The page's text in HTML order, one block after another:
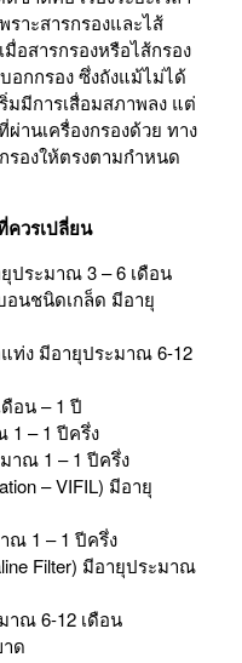
ราะสารกรองและไส้
อสารกรองหรือไส้กรอง
อกกรอง ซึ่งถังแม้ไม่ได้
มมีการเสื่อมสภาพลง แต่
านเครื่องกรองด้วย ทาง
รองให้ตรงตามกำหนด
ควรเปลี่ยน
ประมาณ 3 – 6 เดือน
อนชนิดเกล็ด มีอายุ
ท่ง มีอายุประมาณ 6-12
อน – 1 ปี
1 – 1 ปีครึ่ง
าณ 1 – 1 ปีครึ่ง
– VIFIL) มีอายุ
ณ 1 – 1 ปีครึ่ง
Filter) มีอายุประมาณ
าณ 6-12 เดือน
ด